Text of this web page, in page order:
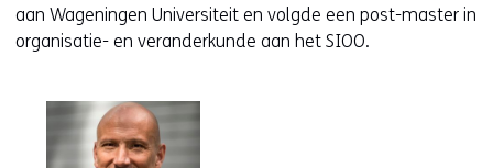
aan Wageningen Universiteit en volgde een post-master in
organisatie- en veranderkunde aan het SIOO.